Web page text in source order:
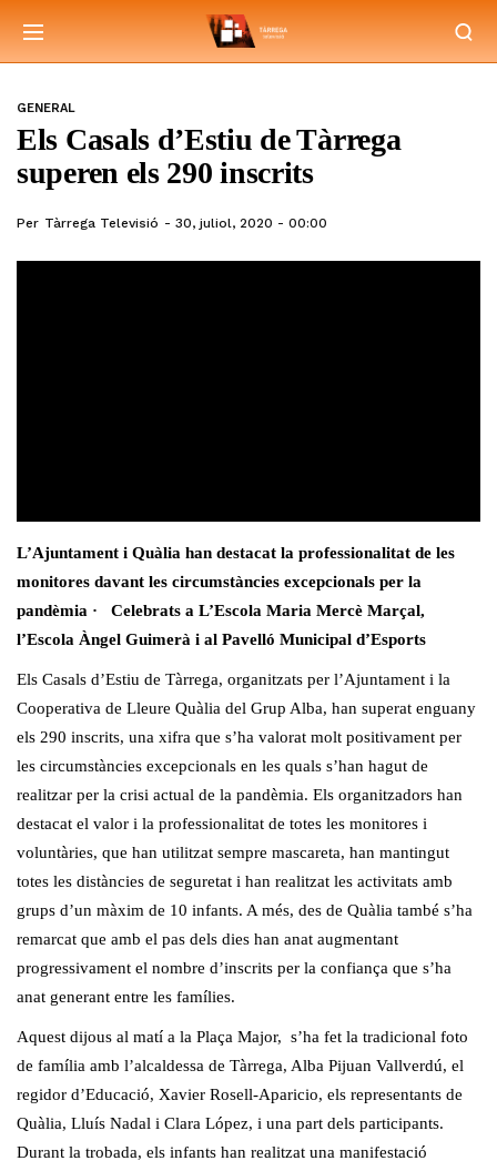
GENERAL
Els Casals d’Estiu de Tàrrega
superen els 290 inscrits
Per Tàrrega Televisió 30, juliol, 2020 - 00:00
L’Ajuntament i Quàlia han destacat la professionalitat de les
monitores davant les circumstàncies excepcionals per la
pandèmia · Celebrats a L’Escola Maria Mercè Marçal,
l’Escola Àngel Guimerà i al Pavelló Municipal d’Esports
Els Casals d’Estiu de Tàrrega, organitzats per l’Ajuntament i la
Cooperativa de Lleure Quàlia del Grup Alba, han superat enguany
els 290 inscrits, una xifra que s’ha valorat molt positivament per
les circumstàncies excepcionals en les quals s’han hagut de
realitzar per la crisi actual de la pandèmia. Els organitzadors han
destacat el valor i la professionalitat de totes les monitores i
voluntàries, que han utilitzat sempre mascareta, han mantingut
totes les distàncies de seguretat i han realitzat les activitats amb
grups d’un màxim de 10 infants. A més, des de Quàlia també s’ha
remarcat que amb el pas dels dies han anat augmentant
progressivament el nombre d’inscrits per la confiança que s’ha
anat generant entre les famílies.
Aquest dijous al matí a la Plaça Major, s’ha fet la tradicional foto
de família amb l’alcaldessa de Tàrrega, Alba Pijuan Vallverdú, el
regidor d’Educació, Xavier Rosell-Aparicio, els representants de
Quàlia, Lluís Nadal i Clara López, i una part dels participants.
Durant la trobada, els infants han realitzat una manifestació